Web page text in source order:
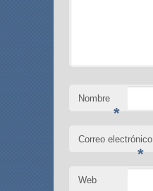
Nombre
*
Correo electrónico
*
Web